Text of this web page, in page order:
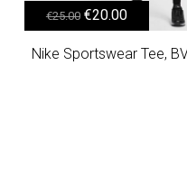
€25.00 Original price was: €25.00.
€20.00Η τρέχουσα τιμή είναι: €20.00.
Nike Sportswear Tee,